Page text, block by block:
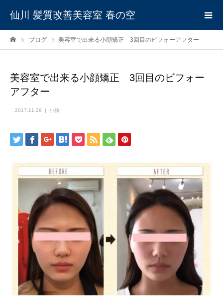
仙川 髪質改善美容室 春の空
ブログ 美容室で出来る小顔矯正 3回目のビフォーアフター
美容室で出来る小顔矯正 3回目のビフォー
アフター
2017.11.29 小顔